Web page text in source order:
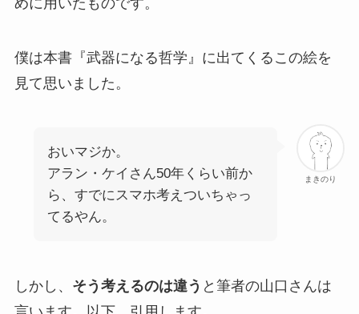
僕は本書『武器になる哲学』に出てくるこの絵を
見て思いました。
まきのり
おいマジか。
アラン・ケイさん50年くらい前か
ら、すでにスマホ考えついちゃっ
てるやん。
しかし、 そう考えるのは違う と筆者の山口さんは